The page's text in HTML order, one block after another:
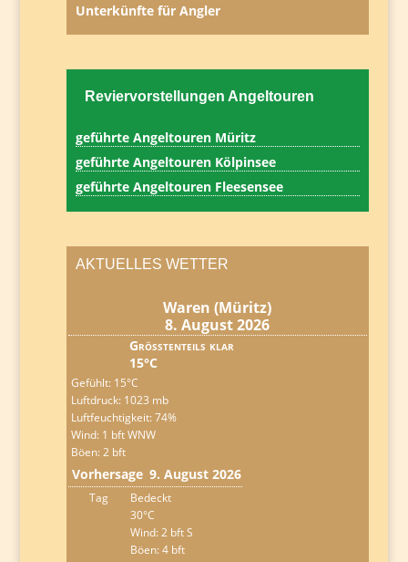
Unterkünfte für Angler
Reviervorstellungen Angeltouren
geführte Angeltouren Müritz
geführte Angeltouren Kölpinsee
geführte Angeltouren Fleesensee
AKTUELLES WETTER
Waren (Müritz)
8. August 2026
Größtenteils klar
15°C
Gefühlt: 15°C
Luftdruck: 1023 mb
Luftfeuchtigkeit: 74%
Wind: 1 bft WNW
Böen: 2 bft
Vorhersage 9. August 2026
Tag
Bedeckt
30°C
Wind: 2 bft S
Böen: 4 bft